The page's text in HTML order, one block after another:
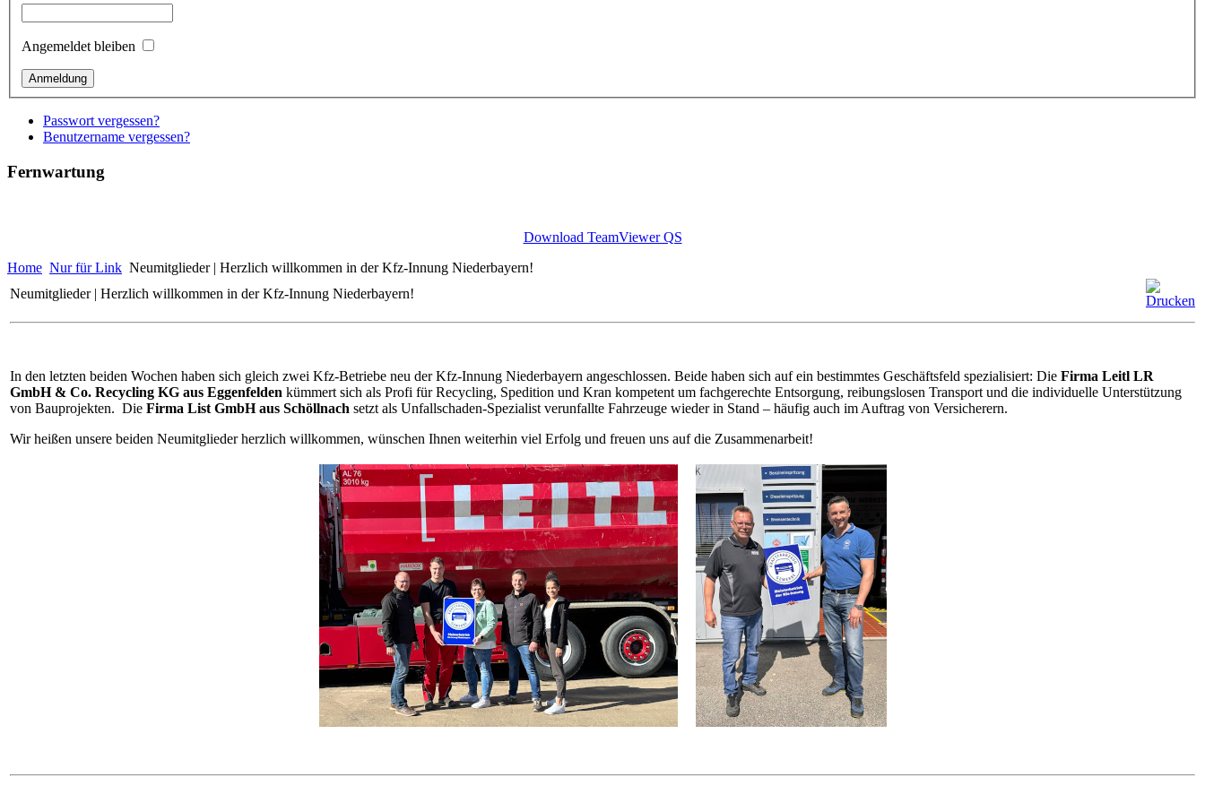
Angemeldet bleiben
Passwort vergessen?
Benutzername vergessen?
Fernwartung
Download TeamViewer QS
Home Nur für Link Neumitglieder | Herzlich willkommen in der Kfz-Innung Niederbayern!
Neumitglieder | Herzlich willkommen in der Kfz-Innung Niederbayern!
In den letzten beiden Wochen haben sich gleich zwei Kfz-Betriebe neu der Kfz-Innung Niederbayern angeschlossen. Beide haben sich auf ein bestimmtes Geschäftsfeld spezialisiert: Die Firma Leitl LR
GmbH & Co. Recycling KG aus Eggenfelden kümmert sich als Profi für Recycling, Spedition und Kran kompetent um fachgerechte Entsorgung, reibungslosen Transport und die individuelle Unterstützung
von Bauprojekten. Die Firma List GmbH aus Schöllnach setzt als Unfallschaden-Spezialist verunfallte Fahrzeuge wieder in Stand – häufig auch im Auftrag von Versicherern.
Wir heißen unsere beiden Neumitglieder herzlich willkommen, wünschen Ihnen weiterhin viel Erfolg und freuen uns auf die Zusammenarbeit!